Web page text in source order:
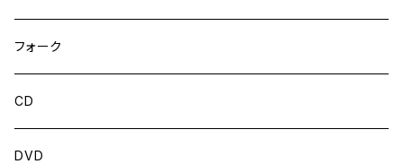
フォーク
CD
DVD